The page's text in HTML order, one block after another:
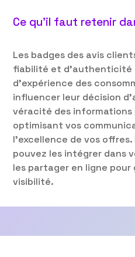
Ce qu’il faut retenir
Les badges des avis
fiabilité et d’authenticité
d’expérience des
influencer leur décision
véracité des informations
optimisant vos
l’excellence de vos
pouvez les intégrer dans
les partager en ligne pour
visibilité.